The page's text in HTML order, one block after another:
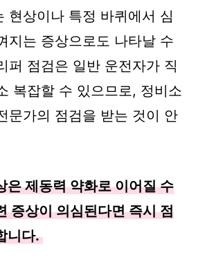
현상이나 특정 바퀴에서 심
지는 증상으로도 나타날 수
퍼 점검은 일반 운전자가 직
복잡할 수 있으므로, 정비소
문가의 점검을 받는 것이 안
은 제동력 약화로 이어질 수
증상이 의심된다면 즉시 점
니다.